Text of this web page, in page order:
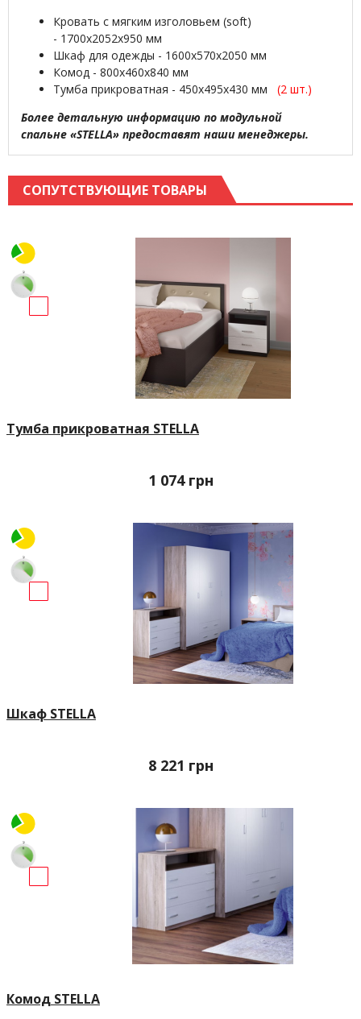
Кровать с мягким изголовьем (soft)
- 1700х2052х950 мм
Шкаф для одежды - 1600х570х2050 мм
Комод - 800х460х840 мм
Тумба прикроватная - 450х495х430 мм
(2 шт.)
Более детальную информацию по модульной
спальне «STELLA» предоставят наши менеджеры.
СОПУТСТВУЮЩИЕ ТОВАРЫ
Тумба прикроватная STELLA
1 074 грн
Шкаф STELLA
8 221 грн
Комод STELLA